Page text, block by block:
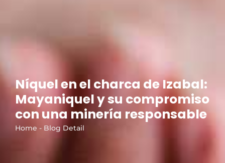
Níquel en el charca de Izabal:
Mayaniquel y su compromiso
con una minería responsable
Home - Blog Detail